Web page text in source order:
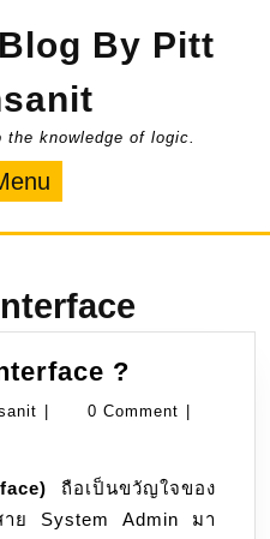
By Pitt
knowledge of logic.
?
Text
?
phunsanit0 Comment
ถือเป็นขวัญใจของ
าย System Admin มา